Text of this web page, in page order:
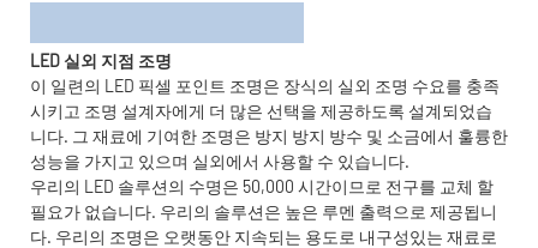
LED 실외 지점 조명
이 일련의 LED 픽셀 포인트 조명은 장식의 실외 조명 수요를 충족
시키고 조명 설계자에게 더 많은 선택을 제공하도록 설계되었습
니다. 그 재료에 기여한 조명은 방지 방지 방수 및 소금에서 훌륭한
성능을 가지고 있으며 실외에서 사용할 수 있습니다.
우리의 LED 솔루션의 수명은 50,000 시간이므로 전구를 교체 할
필요가 없습니다. 우리의 솔루션은 높은 루멘 출력으로 제공됩니
다. 우리의 조명은 오랫동안 지속되는 용도로 내구성있는 재료로